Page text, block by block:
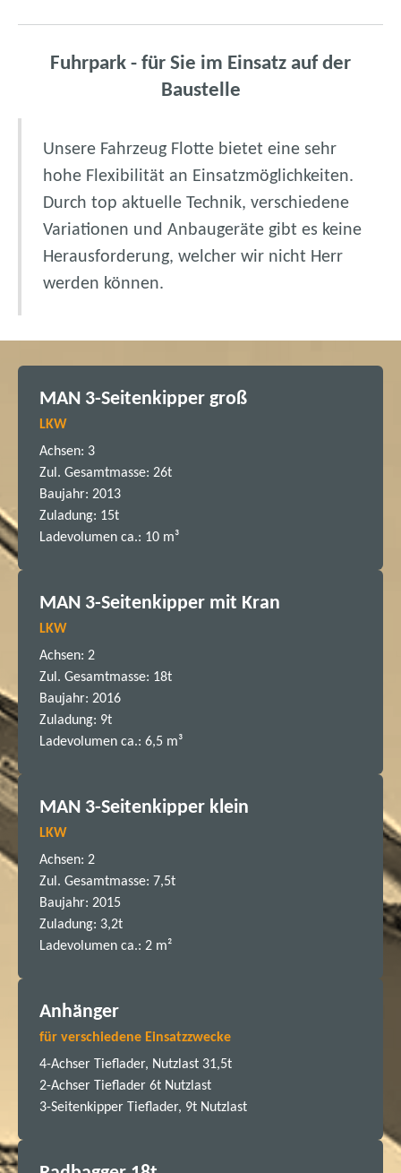
Fuhrpark - für Sie im Einsatz auf der
Baustelle
Unsere Fahrzeug Flotte bietet eine sehr
hohe Flexibilität an Einsatzmöglichkeiten.
Durch top aktuelle Technik, verschiedene
Variationen und Anbaugeräte gibt es keine
Herausforderung, welcher wir nicht Herr
werden können.
MAN 3-Seitenkipper groß
LKW
Achsen: 3
Zul. Gesamtmasse: 26t
Baujahr: 2013
Zuladung: 15t
Ladevolumen ca.: 10 m³
MAN 3-Seitenkipper mit Kran
LKW
Achsen: 2
Zul. Gesamtmasse: 18t
Baujahr: 2016
Zuladung: 9t
Ladevolumen ca.: 6,5 m³
MAN 3-Seitenkipper klein
LKW
Achsen: 2
Zul. Gesamtmasse: 7,5t
Baujahr: 2015
Zuladung: 3,2t
Ladevolumen ca.: 2 m²
Anhänger
für verschiedene Einsatzzwecke
4-Achser Tieflader, Nutzlast 31,5t
2-Achser Tieflader 6t Nutzlast
3-Seitenkipper Tieflader, 9t Nutzlast